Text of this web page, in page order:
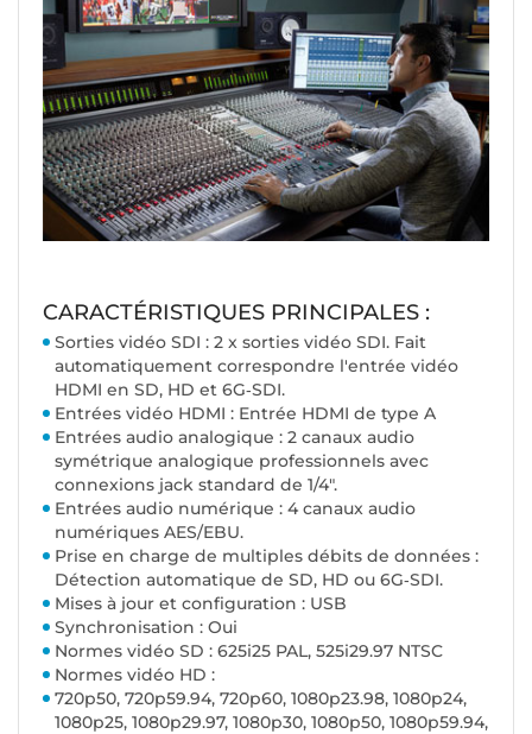
CARACTÉRISTIQUES PRINCIPALES :
Sorties vidéo SDI : 2 x sorties vidéo SDI. Fait
automatiquement correspondre l'entrée vidéo
HDMI en SD, HD et 6G‑SDI.
Entrées vidéo HDMI : Entrée HDMI de type A
Entrées audio analogique : 2 canaux audio
symétrique analogique professionnels avec
connexions jack standard de 1/4".
Entrées audio numérique : 4 canaux audio
numériques AES/EBU.
Prise en charge de multiples débits de données :
Détection automatique de SD, HD ou 6G‑SDI.
Mises à jour et configuration : USB
Synchronisation : Oui
Normes vidéo SD : 625i25 PAL, 525i29.97 NTSC
Normes vidéo HD :
720p50, 720p59.94, 720p60, 1080p23.98, 1080p24,
1080p25, 1080p29.97, 1080p30, 1080p50, 1080p59.94,